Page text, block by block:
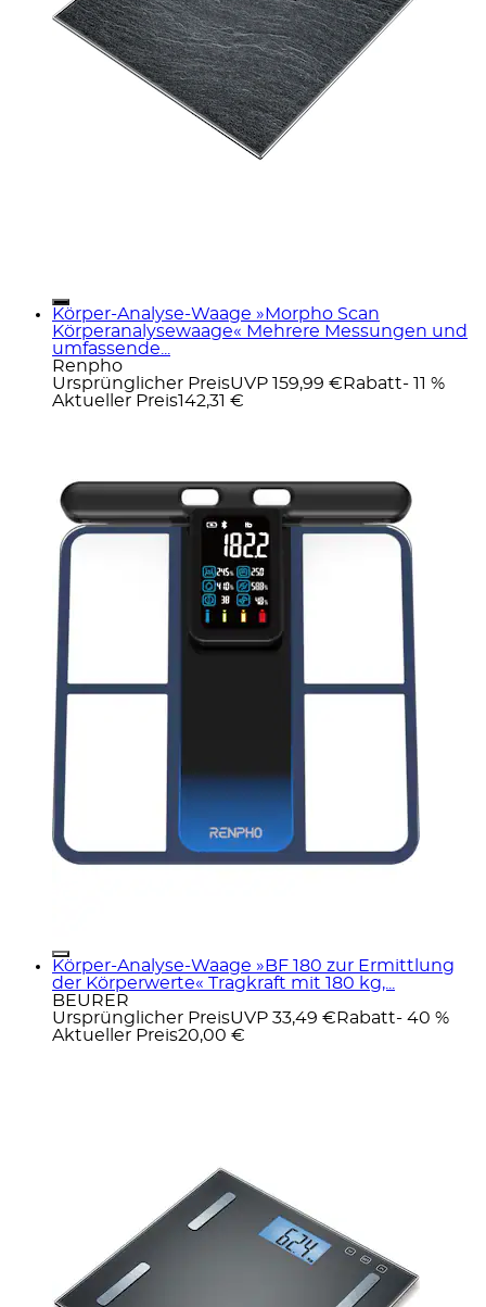
Körper-Analyse-Waage »Morpho Scan
Körperanalysewaage« Mehrere Messungen und
umfassende...
Renpho
Ursprünglicher PreisUVP 159,99 € Rabatt- 11 %
Aktueller Preis142,31 €
Körper-Analyse-Waage »BF 180 zur Ermittlung
der Körperwerte« Tragkraft mit 180 kg,...
BEURER
Ursprünglicher PreisUVP 33,49 € Rabatt- 40 %
Aktueller Preis20,00 €